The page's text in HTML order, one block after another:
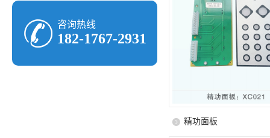
精功面板
咨询热线
182-1767-2931